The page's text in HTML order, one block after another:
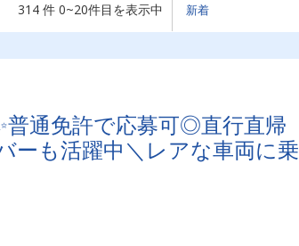
314 件 0~20件目を表示中
普通免許で応募可◎直行直帰
ーも活躍中＼レアな車両に乗